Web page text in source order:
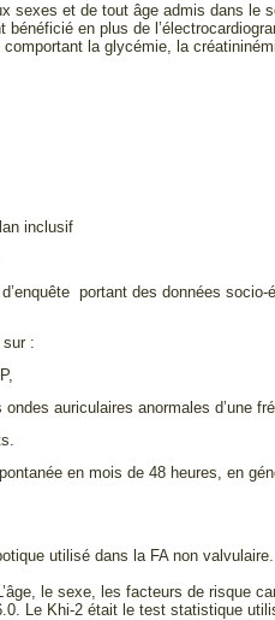
sexes et de tout âge admis dans
en plus de
la glycémie, la
inclusif
portant des données
sur :
auriculaires anormales d’une
en mois de 48 heures, en
utilisé dans la FA non valvulaire.
le sexe, les facteurs de risque
Le Khi-2 était le test statistique